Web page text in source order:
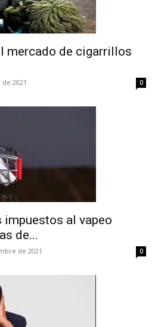
mercado de cigarrillos
2021 0
impuestos al vapeo
de...
de 2021 0